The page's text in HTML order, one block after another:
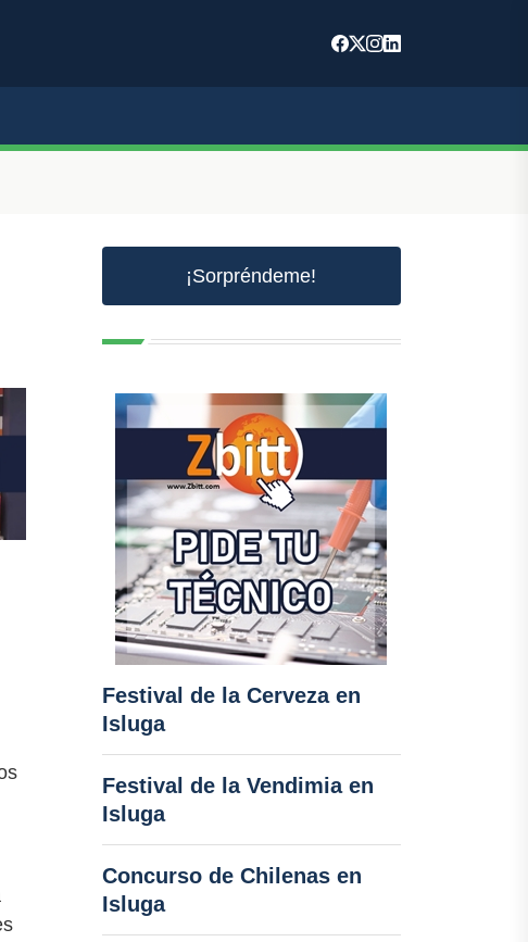
¡Sorpréndeme!
Festival de la Cerveza en
Isluga
Festival de la Vendimia en
Isluga
Concurso de Chilenas en
Isluga